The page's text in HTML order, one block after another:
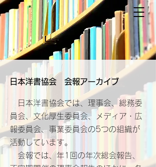
日本洋書協会 ​会報アーカイブ
日本洋書協会では、理事会、総務委
員会、文化厚生委員会、メディア・広
報委員会、事業委員会の5つの組織が
活動しています。
会報では、年1回の年次総会報告、